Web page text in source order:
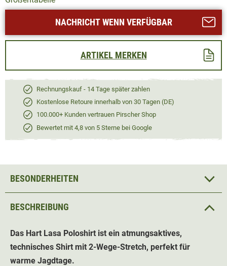
NACHRICHT WENN VERFÜGBAR
ARTIKEL MERKEN
Rechnungskauf - 14 Tage später zahlen
Kostenlose Retoure innerhalb von 30 Tagen (DE)
100.000+ Kunden vertrauen Pirscher Shop
Bewertet mit 4,8 von 5 Sterne bei Google
BESCHREIBUNG
Das Hart Lasa Poloshirt ist ein atmungsaktives,
technisches Shirt mit 2-Wege-Stretch, perfekt für
warme Jagdtage.
BESONDERHEITEN